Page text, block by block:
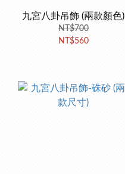
九宮八卦吊飾 (兩款顏色)
NT$700
NT$560